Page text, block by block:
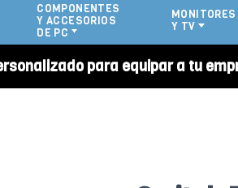
COMPONENTES
Y ACCESORIOS
DE PC
MONITORES
Y TV
para equipar a tu